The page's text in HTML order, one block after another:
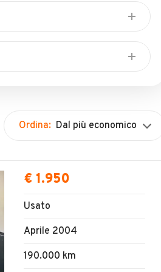
Ordina: Dal più economico
€ 1.950
Usato
Aprile 2004
190.000 km